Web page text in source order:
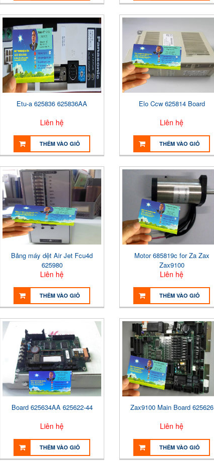
Etu-a 625836 625836AA
Liên hệ
THÊM VÀO GIỎ
Elo Ccw 625814 Board
Liên hệ
THÊM VÀO GIỎ
Bảng máy dệt Air Jet Fcu4d
625980
Liên hệ
THÊM VÀO GIỎ
Motor 685819c for Za Zax
Zax9100
Liên hệ
THÊM VÀO GIỎ
Board 625634AA 625622-44
Liên hệ
THÊM VÀO GIỎ
Zax9100 Main Board 625626
Liên hệ
THÊM VÀO GIỎ